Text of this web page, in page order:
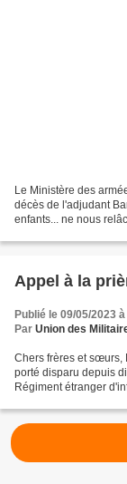
Le Ministère des
décès de l'adjudant
enfants... ne nous
Appel à la
Publié le 09/05/2023
Par Union des
Chers frères et sœurs,
porté disparu depuis
Régiment étranger